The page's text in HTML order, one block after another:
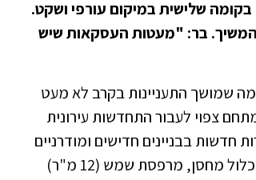
בצפון-מזרח העיר. הדירה היא בגודל כ-60 מ"ר בקומה שלישית במיקום עורפי ושקט.
המעוניין להמשיך. בר: "מעטות העסקאות שיש
חדרים משווקת במחיר של 1,700,000 ש"ח, מה שמושך התעניינות בקרב לא מעט
צפוי לעבור התחדשות עירונית
להיהרס בשנים הקרובות, כשבמקומו יקומו 135 דירות חדשות בבניינים חדישים ומודרניים
– מה שיעלה את ערך הדירה בעשרות אחוזים. דירת התמורה גם תכלול מחסן, מרפסת שמש (12 מ"ר)